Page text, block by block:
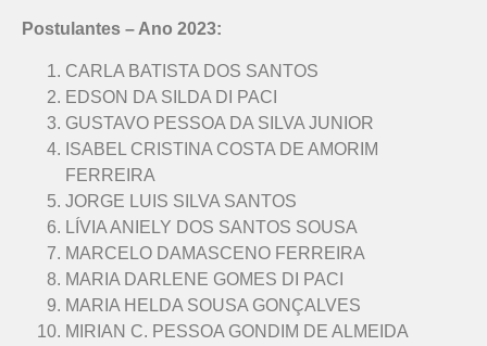
Postulantes – Ano 2023:
CARLA BATISTA DOS SANTOS
EDSON DA SILDA DI PACI
GUSTAVO PESSOA DA SILVA JUNIOR
ISABEL CRISTINA COSTA DE AMORIM
FERREIRA
JORGE LUIS SILVA SANTOS
LÍVIA ANIELY DOS SANTOS SOUSA
MARCELO DAMASCENO FERREIRA
MARIA DARLENE GOMES DI PACI
MARIA HELDA SOUSA GONÇALVES
MIRIAN C. PESSOA GONDIM DE ALMEIDA